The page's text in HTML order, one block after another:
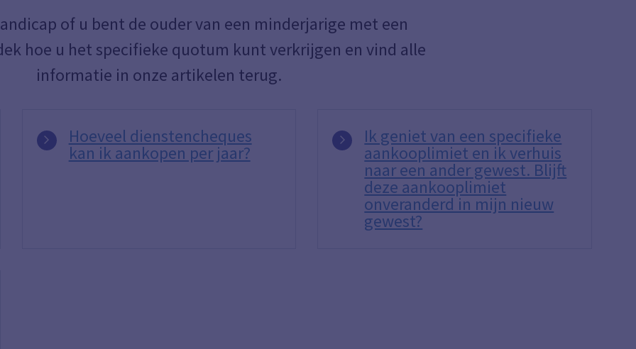
of u bent de ouder van een minderjarige met een
hoe u het specifieke quotum kunt verkrijgen en vind alle
informatie in onze artikelen terug.
Hoeveel dienstencheques
kan ik aankopen per jaar?
Ik geniet van een specifieke
aankooplimiet en ik verhuis
naar een ander gewest. Blijft
deze aankooplimiet
onveranderd in mijn nieuw
gewest?